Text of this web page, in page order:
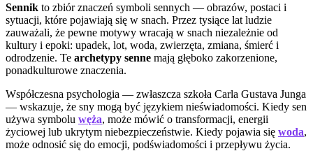
Sennik to zbiór znaczeń symboli sennych — obrazów, postaci i
sytuacji, które pojawiają się w snach. Przez tysiące lat ludzie
zauważali, że pewne motywy wracają w snach niezależnie od
kultury i epoki: upadek, lot, woda, zwierzęta, zmiana, śmierć i
odrodzenie. Te archetypy senne mają głęboko zakorzenione,
ponadkulturowe znaczenia.
Współczesna psychologia — zwłaszcza szkoła Carla Gustava Junga
— wskazuje, że sny mogą być językiem nieświadomości. Kiedy sen
używa symbolu węża, może mówić o transformacji, energii
życiowej lub ukrytym niebezpieczeństwie. Kiedy pojawia się woda,
może odnosić się do emocji, podświadomości i przepływu życia.